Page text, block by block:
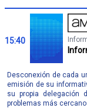
15:40
Desconexión de cada
emisión de su
su propia delegación
problemas más